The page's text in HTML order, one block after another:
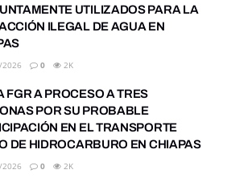
UTILIZADOS PARA LA
ILEGAL DE AGUA EN
0 2K
FGR A PROCESO A TRES
POR SU PROBABLE
EN EL TRANSPORTE
DE HIDROCARBURO EN CHIAPAS
0 2K